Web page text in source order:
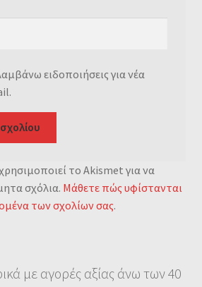
ειδοποιήσεις για νέα
το Akismet για να
σχόλια. Μάθετε πώς υφίστανται
των σχολίων σας.
με αγορές αξίας άνω των 40